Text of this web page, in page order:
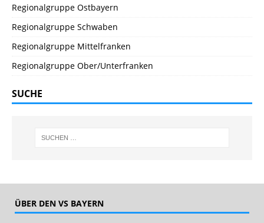
Regionalgruppe Ostbayern
Regionalgruppe Schwaben
Regionalgruppe Mittelfranken
Regionalgruppe Ober/Unterfranken
SUCHE
ÜBER DEN VS BAYERN